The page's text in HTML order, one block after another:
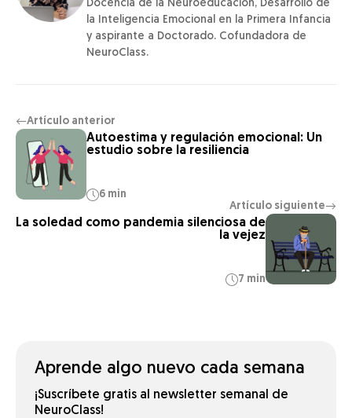
Docencia de la Neuroeducación, Desarrollo de
la Inteligencia Emocional en la Primera Infancia
y aspirante a Doctorado. Cofundadora de
NeuroClass.
←Artículo anterior
Autoestima y regulación emocional: Un
estudio sobre la resiliencia
6 min
Artículo siguiente→
La soledad como pandemia silenciosa de
la vejez
7 min
Aprende algo nuevo cada semana
¡Suscríbete gratis al newsletter semanal de
NeuroClass!